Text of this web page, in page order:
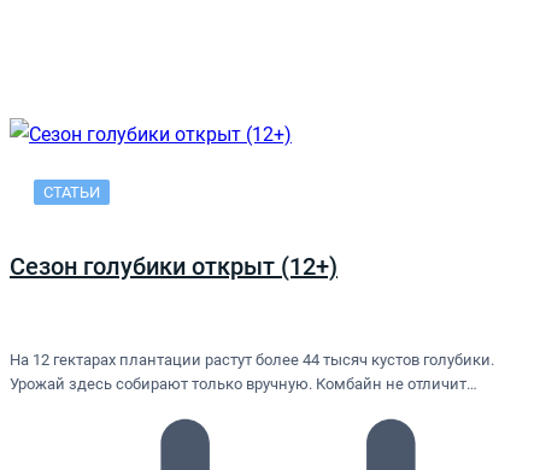
СТАТЬИ
Сезон голубики открыт (12+)
На 12 гектарах плантации растут более 44 тысяч кустов голубики.
Урожай здесь собирают только вручную. Комбайн не отличит…